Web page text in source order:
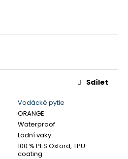
Vodácké pytle
ORANGE
Waterproof
Lodní vaky
100 % PES Oxford, TPU
coating
Sdílet